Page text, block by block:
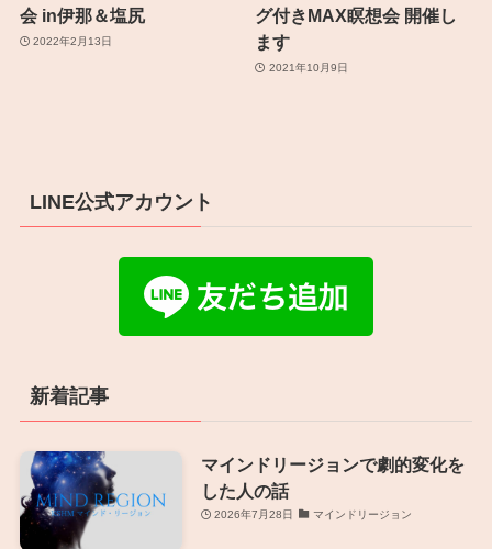
会 in伊那＆塩尻
2022年2月13日
グ付きMAX瞑想会 開催し
ます
2021年10月9日
LINE公式アカウント
新着記事
マインドリージョンで劇的変化を
した人の話
2026年7月28日 マインドリージョン